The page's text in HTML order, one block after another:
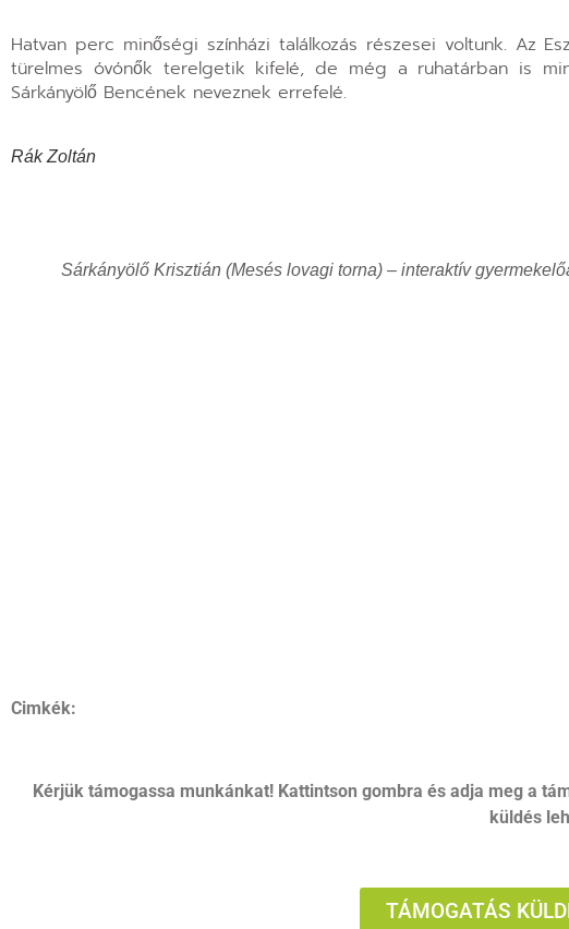
Hatvan perc minőségi színházi találkozás részesei voltunk. Az
türelmes óvónők terelgetik kifelé, de még a ruhatárban is
Sárkányölő Bencének neveznek errefelé.
Rák Zoltán
Sárkányölő Krisztián (Mesés lovagi torna) – interaktív
Cimkék:
Kérjük támogassa munkánkat! Kattintson gombra és adja meg a
küldés
TÁMOGATÁS